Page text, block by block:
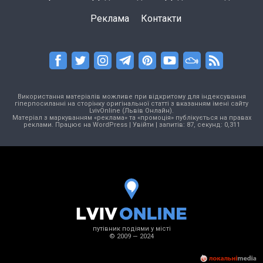
Реклама Контакти
Використання матеріалів можливе при відкритому для індексування
гіперпосиланні на сторінку оригінальної статті з вказанням імені сайту
LvivOnline (Львів Онлайн).
Матеріал з маркуванням «реклама» та «промоція» публікується на правах
реклами. Працює на WordPress| Увійти | запитів: 87, секунд: 0,311
путівник подіями у місті
© 2009 — 2024